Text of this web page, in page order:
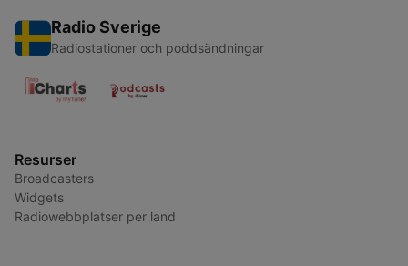
Radio Sverige
Radiostationer och poddsändningar
Resurser
Broadcasters
Widgets
Radiowebbplatser per land